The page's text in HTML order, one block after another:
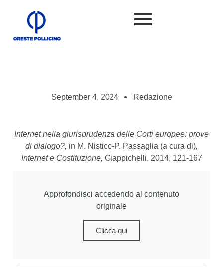
September 4, 2024 Redazione
Internet nella giurisprudenza delle Corti europee: prove
di dialogo?, in M. Nistico-P. Passaglia (a cura di),
Internet e Costituzione, Giappichelli, 2014, 121-167
Approfondisci accedendo al contenuto
originale
Clicca qui